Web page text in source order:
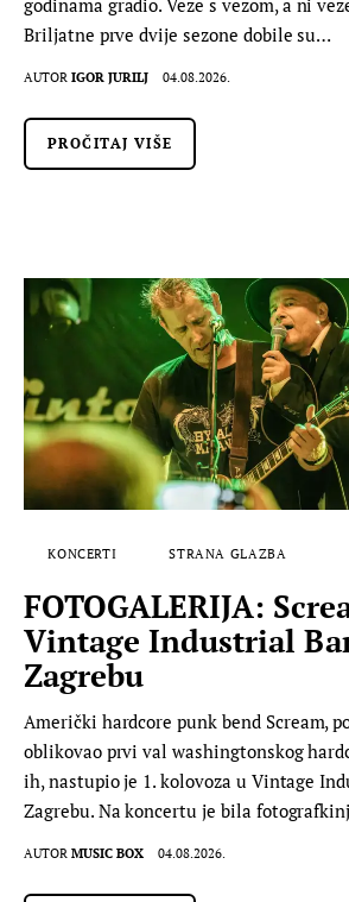
Briljatne prve dvije sezone dobile su…
AUTOR IGOR JURILJ 04.08.2026.
PROČITAJ VIŠE
KONCERTI STRANA GLAZBA
FOTOGALERIJA:
Vintage Industrial
Zagrebu
Američki hardcore punk bend Scream,
oblikovao prvi val washingtonskog
ih, nastupio je 1. kolovoza u Vintage
Zagrebu. Na koncertu je bila
AUTOR MUSIC BOX 04.08.2026.